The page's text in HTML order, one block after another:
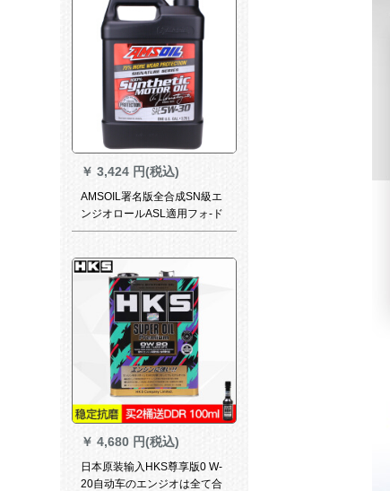
￥ 3,424 円(税込)
AMSOIL署名版全合成SN級エ
ンジオロールASL適用フォ-ド
buickガイド
潤滑油3.78 L
￥ 4,680 円(税込)
日本原装输入HKS尊享版0 W-
20自动车のエンジオは全て合